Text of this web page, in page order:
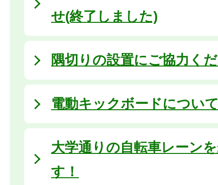
せ(終了しました)
隅切りの設置にご協力く
電動キックボードについ
大学通りの自転車レーン
す！